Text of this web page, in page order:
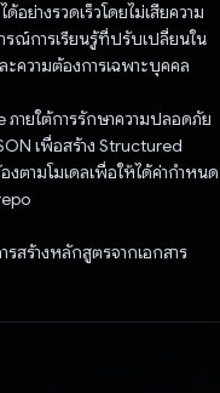
ย่างรวดเร็วโดยไม่เสียความ
รณ์การเรียนรู้ที่ปรับเปลี่ยนใน
ความต้องการเฉพาะบุคคล
ายใต้การรักษาความปลอดภัย
เพื่อสร้าง Structured
ตามโมเดลเพื่อให้ได้ค่ากําหนด
สร้างหลักสูตรจากเอกสาร